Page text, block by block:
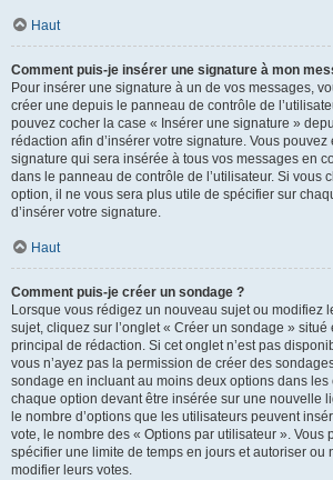
Haut
Comment puis-je insérer une signature à mon
Pour insérer une signature à un de vos messages,
créer une depuis le panneau de contrôle de
pouvez cocher la case « Insérer une signature »
rédaction afin d’insérer votre signature. Vous
signature qui sera insérée à tous vos messages en
dans le panneau de contrôle de l’utilisateur. Si vous
option, il ne vous sera plus utile de spécifier sur
d’insérer votre signature.
Haut
Comment puis-je créer un sondage ?
Lorsque vous rédigez un nouveau sujet ou modifiez
sujet, cliquez sur l’onglet « Créer un sondage »
principal de rédaction. Si cet onglet n’est pas
vous n’ayez pas la permission de créer des
sondage en incluant au moins deux options dans les
chaque option devant être insérée sur une nouvelle
le nombre d’options que les utilisateurs peuvent
vote, le nombre des « Options par utilisateur ». Vous
spécifier une limite de temps en jours et autoriser ou
modifier leurs votes.